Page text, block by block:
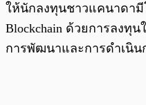
ให้นักลงทุนชาวแคนาดามี
Blockchain ด้วยการลงทุ
การพัฒนาและการดำเนิน